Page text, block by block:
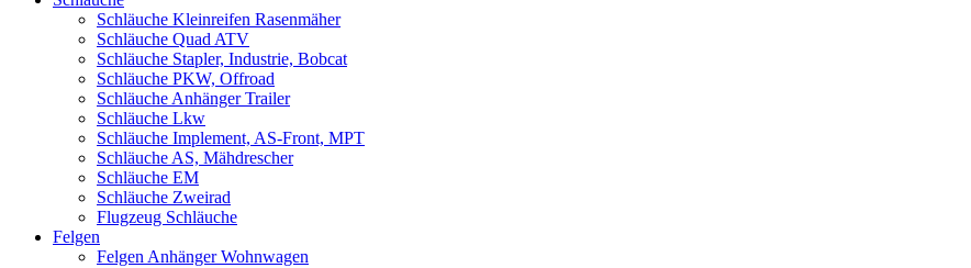
Schläuche Kleinreifen Rasenmäher
Schläuche Quad ATV
Schläuche Stapler, Industrie, Bobcat
Schläuche PKW, Offroad
Schläuche Anhänger Trailer
Schläuche Lkw
Schläuche Implement, AS-Front, MPT
Schläuche AS, Mähdrescher
Schläuche EM
Schläuche Zweirad
Flugzeug Schläuche
Felgen
Felgen Anhänger Wohnwagen